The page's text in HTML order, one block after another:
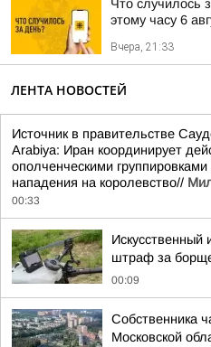
Что случилось
этому часу 6
Вчера, 21:33
ЛЕНТА НОВОСТЕЙ
Источник в правительстве
Arabiya: Иран координирует
ополченческими
нападения на королевство//
00:33
Искусственный
штраф за
00:09
Собственника
Московской